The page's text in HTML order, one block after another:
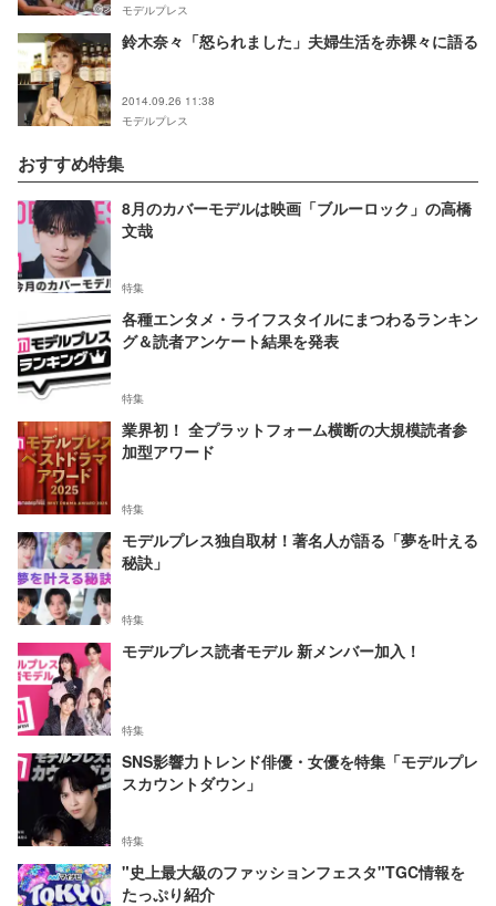
モデルプレス
鈴木奈々「怒られました」夫婦生活を赤裸々に語る
2014.09.26 11:38
モデルプレス
おすすめ特集
8月のカバーモデルは映画「ブルーロック」の高橋
文哉
特集
各種エンタメ・ライフスタイルにまつわるランキン
グ＆読者アンケート結果を発表
特集
業界初！ 全プラットフォーム横断の大規模読者参
加型アワード
特集
モデルプレス独自取材！著名人が語る「夢を叶える
秘訣」
特集
モデルプレス読者モデル 新メンバー加入！
特集
SNS影響力トレンド俳優・女優を特集「モデルプレ
スカウントダウン」
特集
"史上最大級のファッションフェスタ"TGC情報を
たっぷり紹介